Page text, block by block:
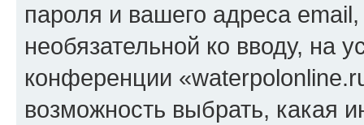
пароля и вашего адреса
необязательной ко вводу, на
конференции
возможность выбрать, какая